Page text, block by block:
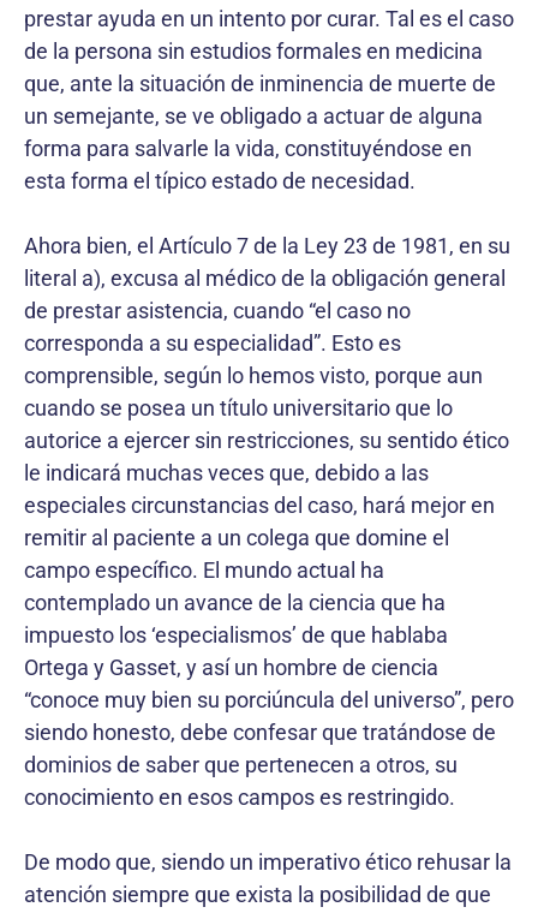
prestar ayuda en un intento por curar. Tal es el caso
de la persona sin estudios formales en medicina
que, ante la situación de inminencia de muerte de
un semejante, se ve obligado a actuar de alguna
forma para salvarle la vida, constituyéndose en
esta forma el típico estado de necesidad.
Ahora bien, el Artículo 7 de la Ley 23 de 1981, en su
literal a), excusa al médico de la obligación general
de prestar asistencia, cuando “el caso no
corresponda a su especialidad”. Esto es
comprensible, según lo hemos visto, porque aun
cuando se posea un título universitario que lo
autorice a ejercer sin restricciones, su sentido ético
le indicará muchas veces que, debido a las
especiales circunstancias del caso, hará mejor en
remitir al paciente a un colega que domine el
campo específico. El mundo actual ha
contemplado un avance de la ciencia que ha
impuesto los ‘especialismos’ de que hablaba
Ortega y Gasset, y así un hombre de ciencia
“conoce muy bien su porciúncula del universo”, pero
siendo honesto, debe confesar que tratándose de
dominios de saber que pertenecen a otros, su
conocimiento en esos campos es restringido.
De modo que, siendo un imperativo ético rehusar la
atención siempre que exista la posibilidad de que